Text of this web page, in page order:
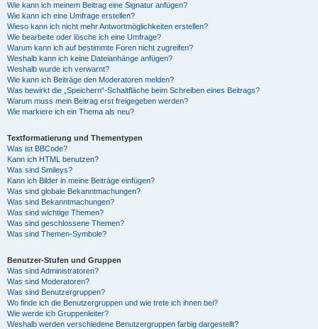
Wie kann ich meinem Beitrag eine Signatur anfügen?
Wie kann ich eine Umfrage erstellen?
Wieso kann ich nicht mehr Antwortmöglichkeiten erstellen?
Wie bearbeite oder lösche ich eine Umfrage?
Warum kann ich auf bestimmte Foren nicht zugreifen?
Weshalb kann ich keine Dateianhänge anfügen?
Weshalb wurde ich verwarnt?
Wie kann ich Beiträge den Moderatoren melden?
Was bewirkt die „Speichern“-Schaltfläche beim Schreiben eines Beitrags?
Warum muss mein Beitrag erst freigegeben werden?
Wie markiere ich ein Thema als neu?
Textformatierung und Thementypen
Was ist BBCode?
Kann ich HTML benutzen?
Was sind Smileys?
Kann ich Bilder in meine Beiträge einfügen?
Was sind globale Bekanntmachungen?
Was sind Bekanntmachungen?
Was sind wichtige Themen?
Was sind geschlossene Themen?
Was sind Themen-Symbole?
Benutzer-Stufen und Gruppen
Was sind Administratoren?
Was sind Moderatoren?
Was sind Benutzergruppen?
Wo finde ich die Benutzergruppen und wie trete ich ihnen bei?
Wie werde ich Gruppenleiter?
Weshalb werden verschiedene Benutzergruppen farbig dargestellt?